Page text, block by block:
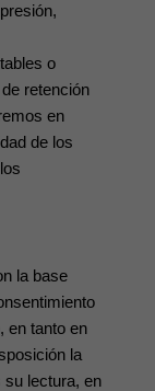
o
retención
en
de los
la base
en tanto en
la
su lectura, en